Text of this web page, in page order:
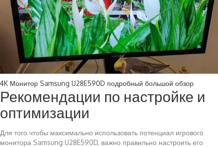
4K Монитор Samsung U28E590D подробный большой обзор
Рекомендации по настройке и
оптимизации
Для того чтобы максимально использовать потенциал игрового
монитора Samsung U28E590D, важно правильно настроить его